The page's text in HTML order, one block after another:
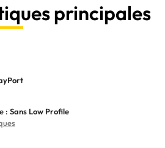
principales
: Sans Low Profile